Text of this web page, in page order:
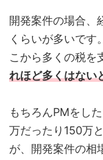
開発案件の場合
くらいが多いです
こから多くの税を
れほど多くはない
もちろんPMをし
万だったり150万
が、開発案件の相